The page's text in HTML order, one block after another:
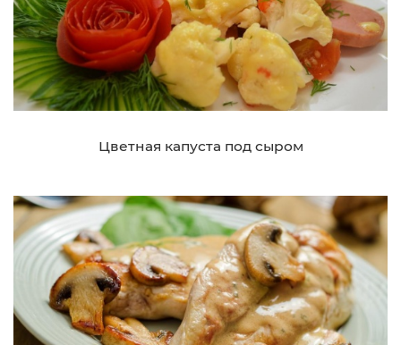
Цветная капуста под сыром